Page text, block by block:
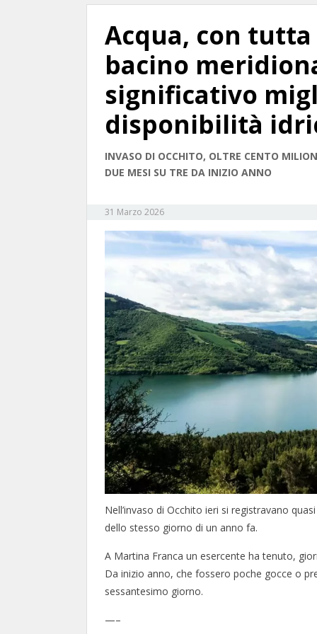
Acqua, con
bacino
significativo
disponibilità
INVASO DI OCCHITO, OLTRE CENTO
DUE MESI SU TRE DA INIZIO ANNO
31 Marzo 2026
Nell’invaso di Occhito ieri si registravano
dello stesso giorno di un anno fa.
A Martina Franca un esercente ha tenuto,
Da inizio anno, che fossero poche gocce o
sessantesimo giorno.
—–